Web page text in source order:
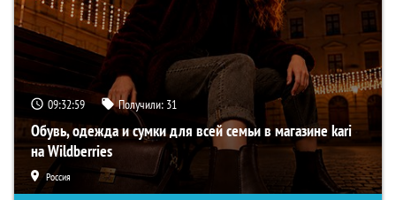
09:32:58 Получили: 31
Обувь, одежда и сумки для всей семьи в магазине kari
на Wildberries
Россия